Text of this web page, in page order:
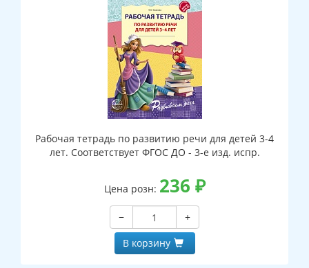
Рабочая тетрадь по развитию речи для детей 3-4
лет. Соответствует ФГОС ДО - 3-е изд. испр.
Цена розн: 236 ₽
−
+
В корзину